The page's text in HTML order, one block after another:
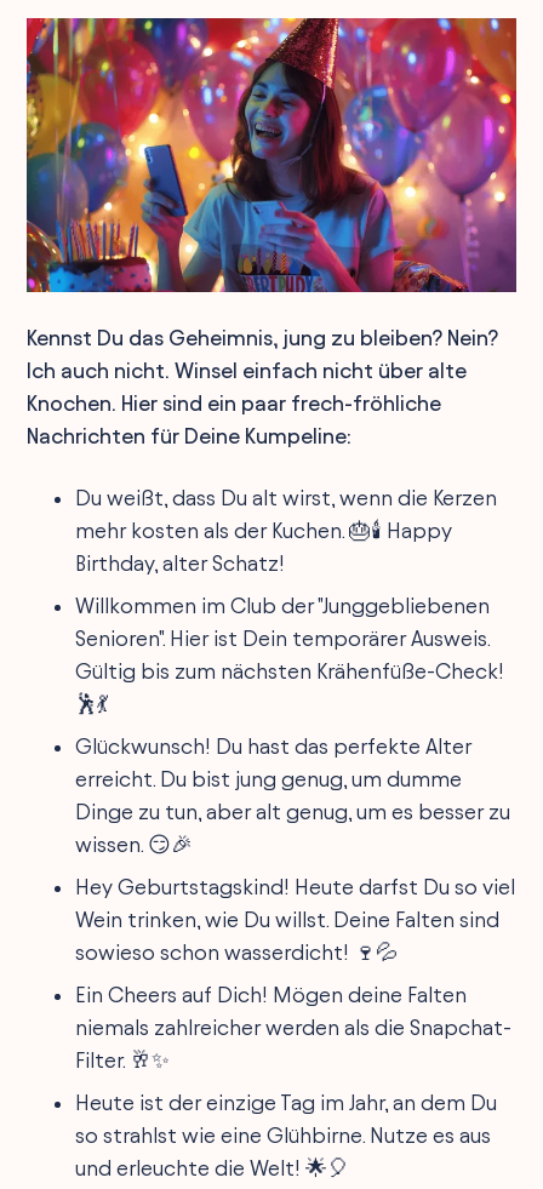
Kennst Du das Geheimnis, jung zu bleiben? Nein?
Ich auch nicht. Winsel einfach nicht über alte
Knochen. Hier sind ein paar frech-fröhliche
Nachrichten für Deine Kumpeline:
Du weißt, dass Du alt wirst, wenn die Kerzen
mehr kosten als der Kuchen. 🎂🕯️ Happy
Birthday, alter Schatz!
Willkommen im Club der "Junggebliebenen
Senioren". Hier ist Dein temporärer Ausweis.
Gültig bis zum nächsten Krähenfüße-Check!
🕺💃
Glückwunsch! Du hast das perfekte Alter
erreicht. Du bist jung genug, um dumme
Dinge zu tun, aber alt genug, um es besser zu
wissen. 😏🎉
Hey Geburtstagskind! Heute darfst Du so viel
Wein trinken, wie Du willst. Deine Falten sind
sowieso schon wasserdicht! 🍷💦
Ein Cheers auf Dich! Mögen deine Falten
niemals zahlreicher werden als die Snapchat-
Filter. 🥂✨
Heute ist der einzige Tag im Jahr, an dem Du
so strahlst wie eine Glühbirne. Nutze es aus
und erleuchte die Welt! 🌟🎈